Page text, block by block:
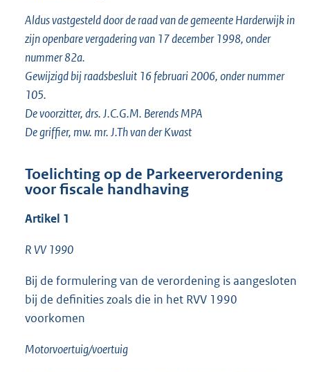
Aldus vastgesteld door de raad van de gemeente Harderwijk in
zijn openbare vergadering van 17 december 1998, onder
nummer 82a.
Gewijzigd bij raadsbesluit 16 februari 2006, onder nummer
105.
De voorzitter, drs. J.C.G.M. Berends MPA
De griffier, mw. mr. J.Th van der Kwast
Toelichting op de Parkeerverordening
voor fiscale handhaving
Artikel 1
R VV 1990
Bij de formulering van de verordening is aangesloten
bij de definities zoals die in het RVV 1990
voorkomen
Motorvoertuig/voertuig